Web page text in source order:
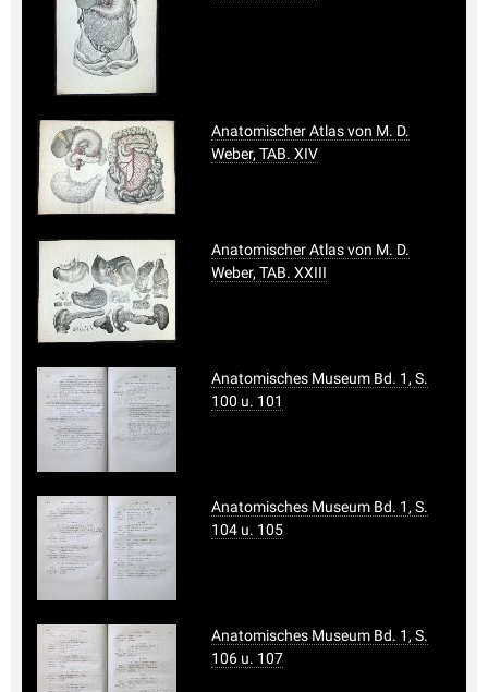
Anatomischer Atlas von M. D.
Weber, TAB. XIV
Anatomischer Atlas von M. D.
Weber, TAB. XXIII
Anatomisches Museum Bd. 1, S.
100 u. 101
Anatomisches Museum Bd. 1, S.
104 u. 105
Anatomisches Museum Bd. 1, S.
106 u. 107